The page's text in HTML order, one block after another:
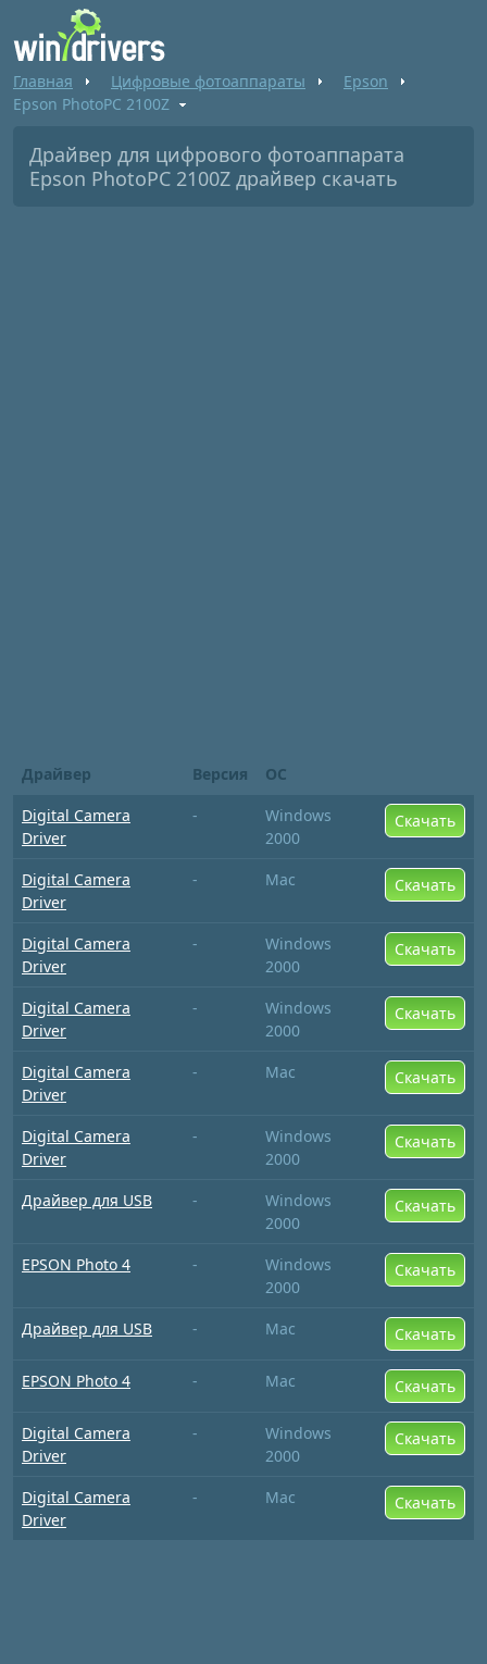
Главная Цифровые фотоаппараты
Epson
Epson PhotoPC 2100Z
Драйвер для цифрового фотоаппарата
Epson PhotoPC 2100Z драйвер скачать
Драйвер Версия
ОС
Digital Camera
Driver
-
Windows
2000
Скачать
Digital Camera
Driver
- Mac Скачать
Digital Camera
Driver
-
Windows
2000
Скачать
Digital Camera
Driver
-
Windows
2000
Скачать
Digital Camera
Driver
- Mac Скачать
Digital Camera
Driver
-
Windows
2000
Скачать
Драйвер для USB -
Windows
2000
Скачать
EPSON Photo 4 -
Windows
2000
Скачать
Драйвер для USB - Mac Скачать
EPSON Photo 4 - Mac Скачать
Digital Camera
Driver
-
Windows
2000
Скачать
Digital Camera
Driver
- Mac Скачать